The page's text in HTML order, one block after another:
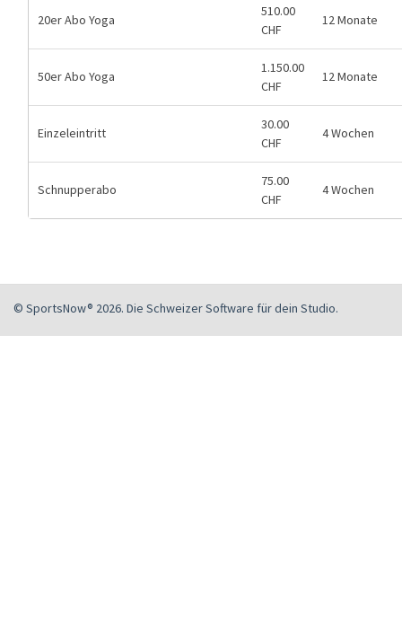
20er Abo Yoga
510.00
CHF
12 Monate
50er Abo Yoga
1.150.00
CHF
12 Monate
Einzeleintritt
30.00
CHF
4 Wochen
Schnupperabo
75.00
CHF
4 Wochen
© SportsNow® 2026. Die Schweizer Software für dein Studio.